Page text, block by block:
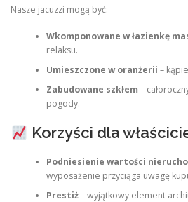
Nasze jacuzzi mogą być:
Wkomponowane w łazienkę
relaksu.
Umieszczone w oranżerii –
Zabudowane szkłem –
pogody.
Korzyści dla
Podniesienie wartości
wyposażenie przyciąga uwagę
Prestiż– wyjątkowy element